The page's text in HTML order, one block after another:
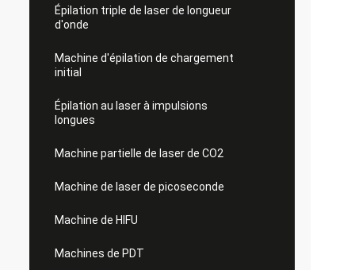
Épilation triple de laser de longueur
d'onde
Machine d'épilation de chargement
initial
Épilation au laser à impulsions
longues
Machine partielle de laser de CO2
Machine de laser de picoseconde
Machine de HIFU
Machines de PDT